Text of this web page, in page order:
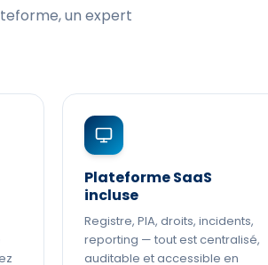
un expert
Plateforme SaaS
incluse
Registre, PIA, droits, incidents,
reporting — tout est centralisé,
auditable et accessible en